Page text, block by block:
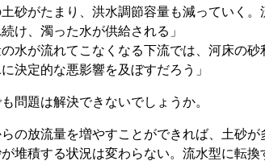
砂がたまり、洪水調節容量も減っていく
け、濁った水が供給される」
水が流れてこなくなる下流では、河床の
決定的な悪影響を及ぼすだろう」
問題は解決できないでしょうか。
の放流量を増やすことができれば、土砂
堆積する状況は変わらない。流水型に転